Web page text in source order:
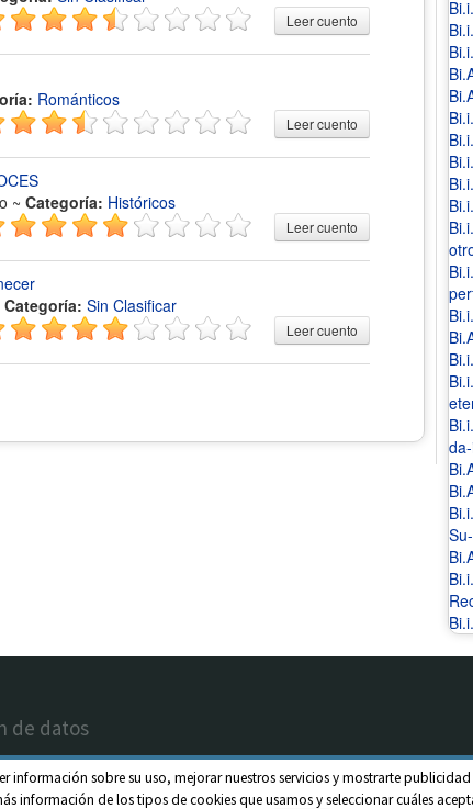
sobre su uso, mejorar nuestros servicios y mostrarte
información de los tipos de cookies que usamos y seleccionar cuáles
Leer cuento
Románticos
Leer cuento
~ Categoría: Históricos
Leer cuento
Categoría: Sin Clasificar
Leer cuento
de datos